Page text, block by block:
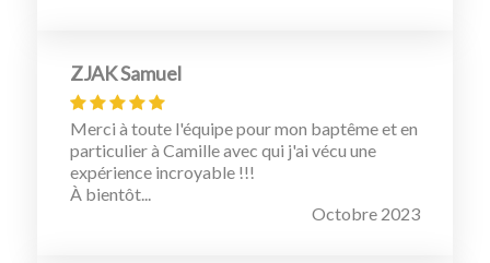
ZJAK Samuel
Merci à toute l'équipe pour mon baptême et en
particulier à Camille avec qui j'ai vécu une
expérience incroyable !!!
À bientôt...
Octobre 2023